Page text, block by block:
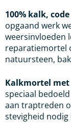
100% kalk,
opgaand werk
weersinvloeden
reparatiemortel
natuursteen,
Kalkmortel met
speciaal
aan traptreden
stevigheid nodig